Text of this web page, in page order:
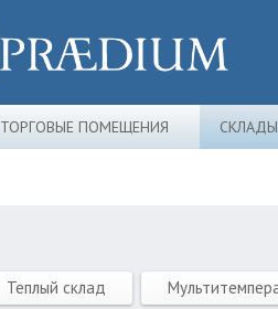
ТОРГОВЫЕ ПОМЕЩЕНИЯ СКЛАДЫ
Теплый склад